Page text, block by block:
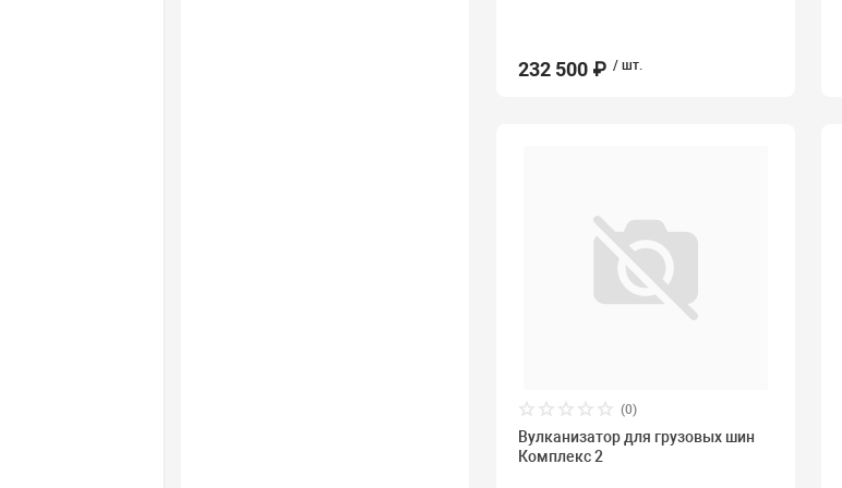
232 500 ₽ / шт.
(0)
Вулканизатор для грузовых шин
Комплекс 2